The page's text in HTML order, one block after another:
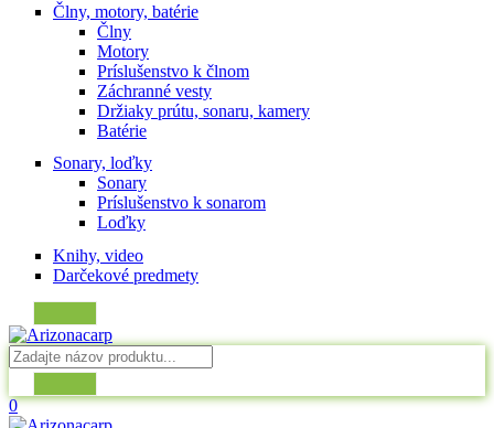
Člny, motory, batérie
Člny
Motory
Príslušenstvo k člnom
Záchranné vesty
Držiaky prútu, sonaru, kamery
Batérie
Sonary, loďky
Sonary
Príslušenstvo k sonarom
Loďky
Knihy, video
Darčekové predmety
0